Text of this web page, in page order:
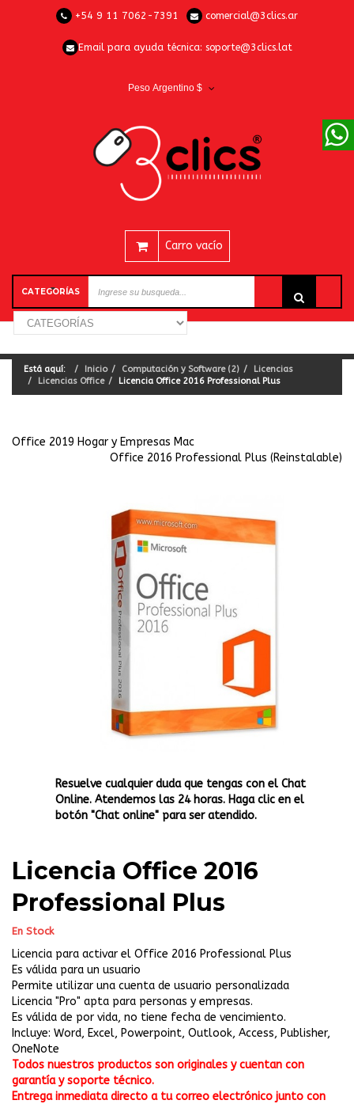
+54 9 11 7062-7391 comercial@3clics.ar
Email para ayuda técnica: soporte@3clics.lat
Peso Argentino $
Carro vacío
CATEGORÍAS
Está aquí: Inicio Computación y Software (2)
Licencias
Licencias Office
Licencia Office 2016 Professional Plus
Office 2019 Hogar y Empresas Mac
Office 2016 Professional Plus (Reinstalable)
Resuelve cualquier duda que tengas con el Chat
Online. Atendemos las 24 horas. Haga clic en el
botón "Chat online" para ser atendido.
Licencia Office 2016
Professional Plus
En Stock
Licencia para activar el Office 2016 Professional Plus
Es válida para un usuario
Permite utilizar una cuenta de usuario personalizada
Licencia "Pro" apta para personas y empresas.
Es válida de por vida, no tiene fecha de vencimiento.
Incluye: Word, Excel, Powerpoint, Outlook, Access, Publisher,
OneNote
Todos nuestros productos son originales y cuentan con
garantía y soporte técnico.
Entrega inmediata directo a tu correo electrónico junto con